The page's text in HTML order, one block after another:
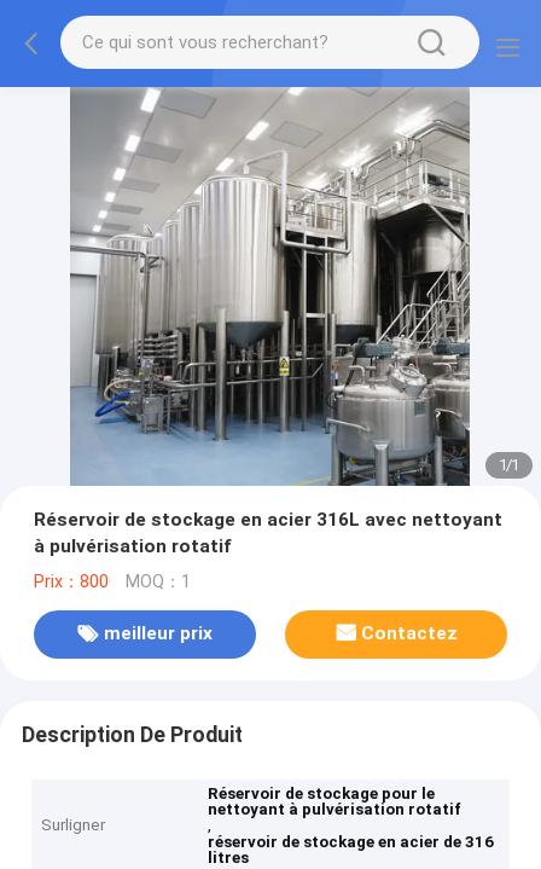
1/1
Réservoir de stockage en acier 316L avec nettoyant
à pulvérisation rotatif
Prix：800 MOQ：1
meilleur prix Contactez
Description De Produit
Surligner
Réservoir de stockage pour le
nettoyant à pulvérisation rotatif
,
réservoir de stockage en acier de 316
litres